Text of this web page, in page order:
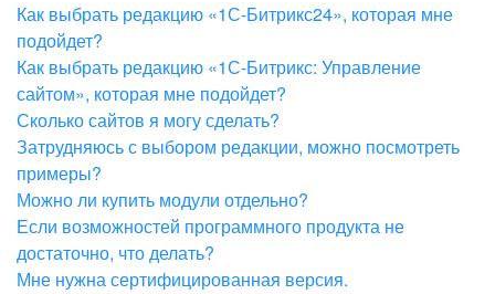
Как выбрать редакцию «1С-Битрикс24», которая мне
подойдет?
Как выбрать редакцию «1С-Битрикс: Управление
сайтом», которая мне подойдет?
Сколько сайтов я могу сделать?
Затрудняюсь с выбором редакции, можно посмотреть
примеры?
Можно ли купить модули отдельно?
Если возможностей программного продукта не
достаточно, что делать?
Мне нужна сертифицированная версия.